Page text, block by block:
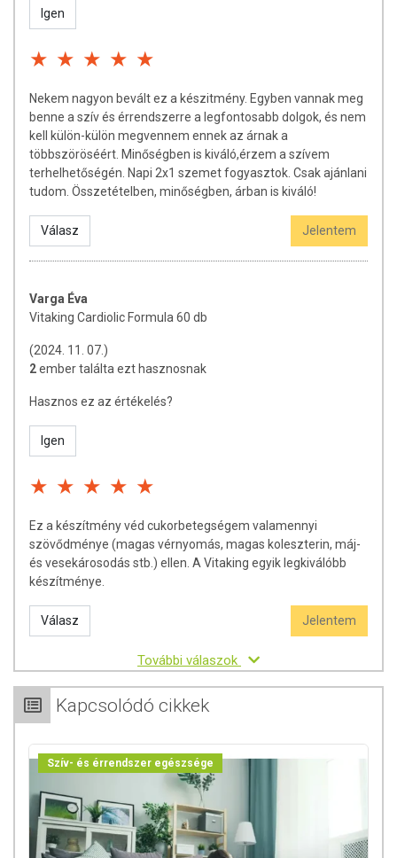
természetéből adódóan. A friss, aktuális információkat a termékek
egészséges életmódot! A termék nem gyógyít betegségeket! A termék
nem az orvosi kezelés helyettesítésére alkalmas! Betegség esetén
használatát beszélje meg kezelőorvosával. Az ajánlott napi
fogyasztási mennyiséget ne lépje túl! Ne szedje a készítményt, ha az
összetevők bármelyikére érzékeny vagy allergiás! Kisgyermektől
elzárva tartandó!
Az étrend-kiegészítők az érvényben levő európai uniós szabályozás
szerint élelmiszereknek minősülnek, amelyek a hagyományos étrend
rendelkezhetnek, amely egyénenként eltérő lehet, jelölésük,
megjelenítésük, és reklámozásuk során nem engedélyezett a
tulajdonítani.
Igen
Nekem nagyon bevált ez a készitmény. Egyben vannak meg
benne a szív és érrendszerre a legfontosabb dolgok, és nem
kell külön-külön megvennem ennek az árnak a
többszöröséért. Minőségben is kiváló,érzem a szívem
terhelhetőségén. Napi 2x1 szemet fogyasztok. Csak ajánlani
tudom. Összetételben, minőségben, árban is kiváló!
Válasz Jelentem
Varga Éva
Vitaking Cardiolic Formula 60 db
(2024. 11. 07.)
2ember találta ezt hasznosnak
Hasznos ez az értékelés?
Igen
Ez a készítmény véd cukorbetegségem valamennyi
szövődménye (magas vérnyomás, magas koleszterin, máj-
és vesekárosodás stb.) ellen. A Vitaking egyik legkiválóbb
készítménye.
Válasz Jelentem
További válaszok
Kapcsolódó cikkek
Szív- és érrendszer egészsége